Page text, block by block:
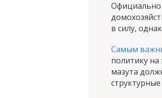
Официально
в силу,
Самым
политику на
мазута